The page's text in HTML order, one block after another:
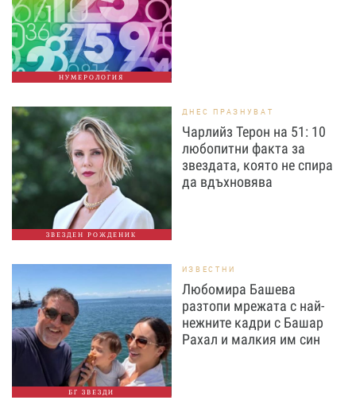
НУМЕРОЛОГИЯ
ЗВЕЗДЕН РОЖДЕНИК
ДНЕС ПРАЗНУВАТ
Чарлийз Терон на 51: 10
любопитни факта за
звездата, която не спира
да вдъхновява
БГ ЗВЕЗДИ
ИЗВЕСТНИ
Любомира Башева
разтопи мрежата с най-
нежните кадри с Башар
Рахал и малкия им син